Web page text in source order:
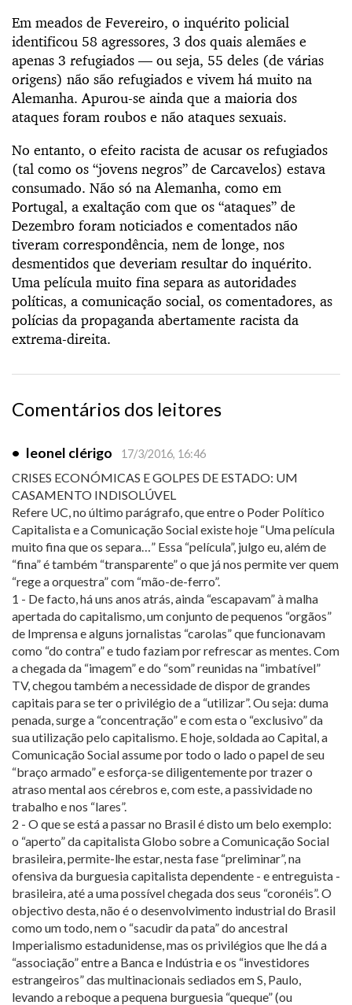
Em meados de Fevereiro, o inquérito policial
identificou 58 agressores, 3 dos quais alemães e
apenas 3 refugiados — ou seja, 55 deles (de várias
origens) não são refugiados e vivem há muito na
Alemanha. Apurou-se ainda que a maioria dos
ataques foram roubos e não ataques sexuais.
No entanto, o efeito racista de acusar os refugiados
(tal como os “jovens negros” de Carcavelos) estava
consumado. Não só na Alemanha, como em
Portugal, a exaltação com que os “ataques” de
Dezembro foram noticiados e comentados não
tiveram correspondência, nem de longe, nos
desmentidos que deveriam resultar do inquérito.
Uma película muito fina separa as autoridades
políticas, a comunicação social, os comentadores, as
polícias da propaganda abertamente racista da
extrema-direita.
Comentários dos leitores
• leonel clérigo 17/3/2016, 16:46
CRISES ECONÓMICAS E GOLPES DE ESTADO: UM
CASAMENTO INDISOLÚVEL
Refere UC, no último parágrafo, que entre o Poder Político
Capitalista e a Comunicação Social existe hoje “Uma película
muito fina que os separa…” Essa “película”, julgo eu, além de
“fina” é também “transparente” o que já nos permite ver quem
“rege a orquestra” com “mão-de-ferro”.
1 - De facto, há uns anos atrás, ainda “escapavam” à malha
apertada do capitalismo, um conjunto de pequenos “orgãos”
de Imprensa e alguns jornalistas “carolas” que funcionavam
como “do contra” e tudo faziam por refrescar as mentes. Com
a chegada da “imagem” e do “som” reunidas na “imbatível”
TV, chegou também a necessidade de dispor de grandes
capitais para se ter o privilégio de a “utilizar”. Ou seja: duma
penada, surge a “concentração” e com esta o “exclusivo” da
sua utilização pelo capitalismo. E hoje, soldada ao Capital, a
Comunicação Social assume por todo o lado o papel de seu
“braço armado” e esforça-se diligentemente por trazer o
atraso mental aos cérebros e, com este, a passividade no
trabalho e nos “lares”.
2 - O que se está a passar no Brasil é disto um belo exemplo:
o “aperto” da capitalista Globo sobre a Comunicação Social
brasileira, permite-lhe estar, nesta fase “preliminar”, na
ofensiva da burguesia capitalista dependente - e entreguista -
brasileira, até a uma possível chegada dos seus “coronéis”. O
objectivo desta, não é o desenvolvimento industrial do Brasil
como um todo, nem o “sacudir da pata” do ancestral
Imperialismo estadunidense, mas os privilégios que lhe dá a
“associação” entre a Banca e Indústria e os “investidores
estrangeiros” das multinacionais sediados em S, Paulo,
levando a reboque a pequena burguesia “queque” (ou